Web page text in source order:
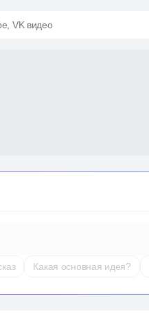
VK видео
Какая основная идея?